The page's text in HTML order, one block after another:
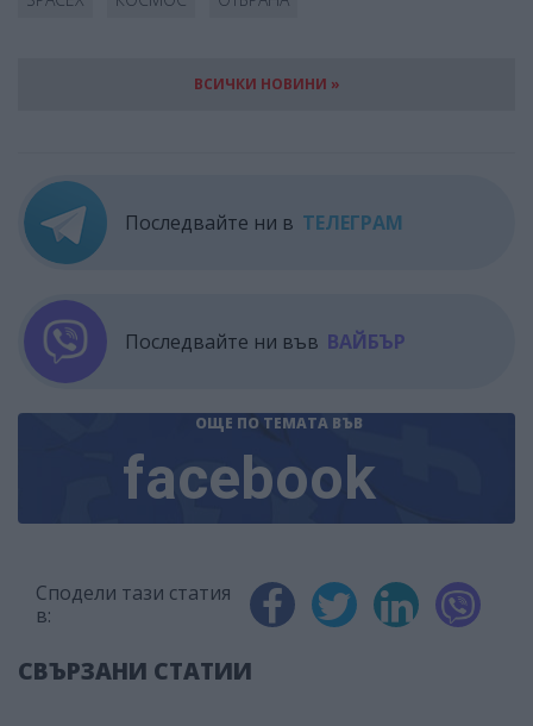
ВСИЧКИ НОВИНИ »
Последвайте ни в ТЕЛЕГРАМ
Последвайте ни във ВАЙБЪР
ОЩЕ ПО ТЕМАТА ВЪВ
facebook
Сподели тази статия
в:
СВЪРЗАНИ СТАТИИ